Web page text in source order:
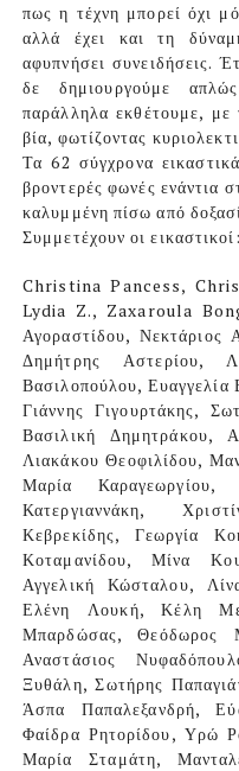
πως η τέχνη μπορεί όχι
αλλά έχει και τη
αφυπνήσει συνειδήσεις.
δε δημιουργούμε
παράλληλα εκθέτουμε, με
βία, φωτίζοντας
Τα 62 σύγχρονα
βροντερές φωνές ενάντια
καλυμμένη πίσω από
Συμμετέχουν οι εικαστικοί:
Christina Pancess,
Lydia Z., Zaxaroula
Αγοραστίδου, Νεκτάριος
Δημήτρης Αστερίου,
Βασιλοπούλου, Ευαγγελία
Γιάννης Γιγουρτάκης,
Βασιλική Δημητράκου,
Λιακάκου Θεοφιλίδου,
Μαρία Καραγεωργίου,
Κατεργιαννάκη,
Κεβρεκίδης, Γεωργία
Κοταμανίδου, Μίνα
Αγγελική Κώσταλου,
Ελένη Λουκή, Κέλη
Μπαρδώσας, Θεόδωρος
Αναστάσιος
Ξυθάλη, Σωτήρης
Άσπα Παπαλεξανδρή,
Φαίδρα Ρητορίδου, Υρώ
Μαρία Σταμάτη,